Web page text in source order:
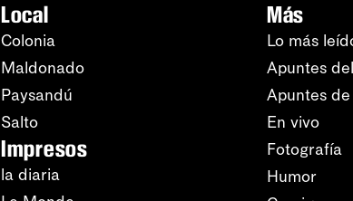
Local
Colonia
Maldonado
Paysandú
Salto
Impresos
la diaria
Más
Lo más
Apuntes
Apuntes
En vivo
Fotografía
Humor